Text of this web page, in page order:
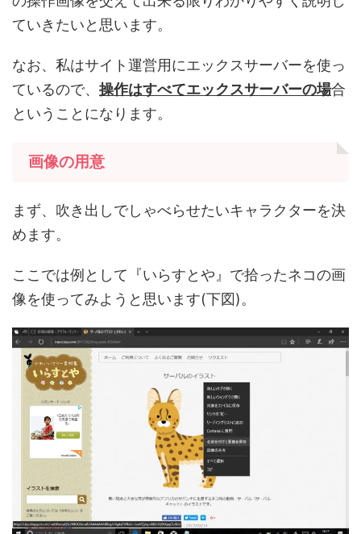
ていきたいと思います。
なお、私はサイト運営用にエックスサーバーを使っ
ているので、 操作はすべてエックスサーバーの場合
ということになります。
画像の用意
まず、吹き出しでしゃべらせたいキャラクターを決
めます。
ここでは例として『いらすとや』で拾ったネコの画
像を使ってみようと思います(下図)。